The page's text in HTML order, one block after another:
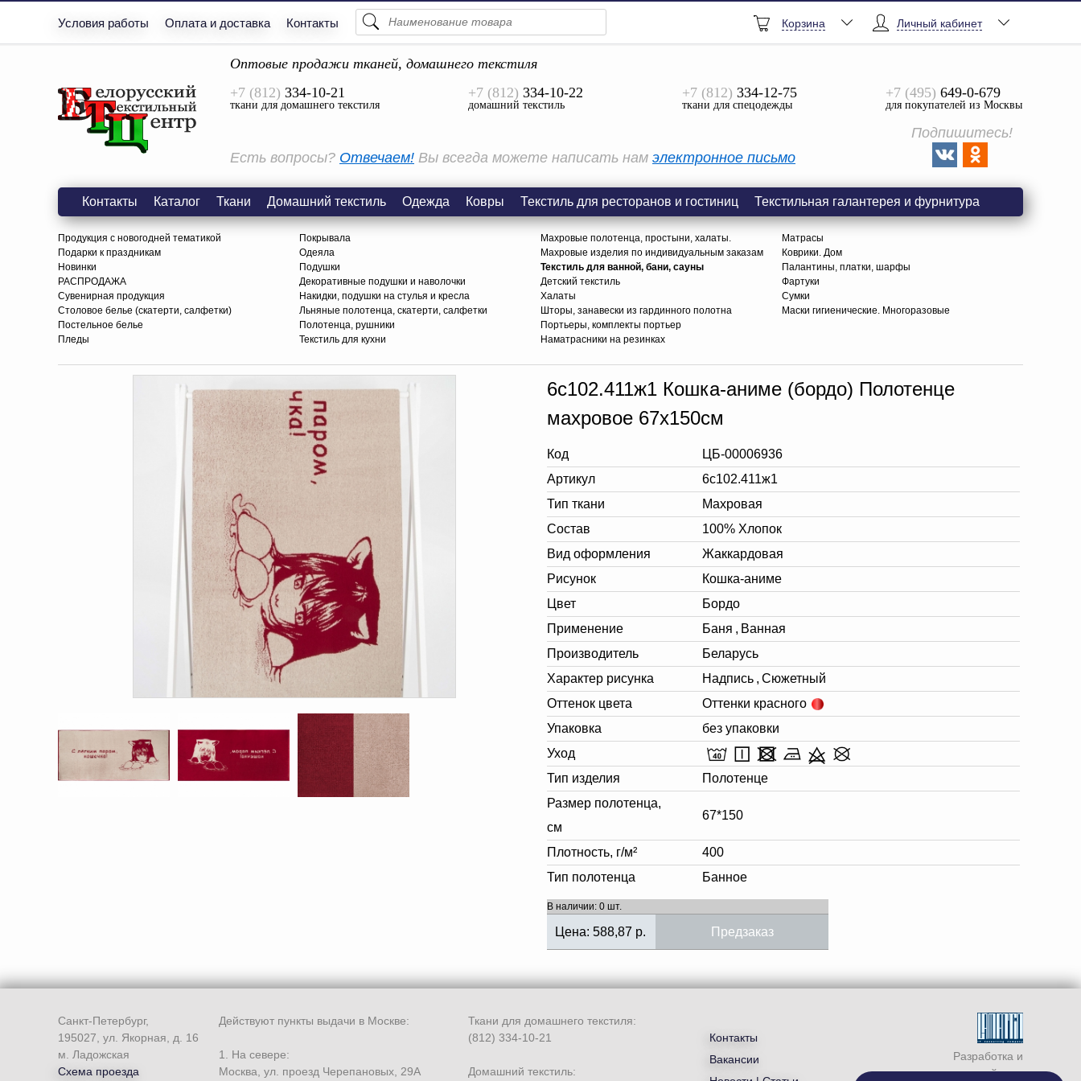
Условия работы Оплата и доставка Контакты
Просмотреть Все
Личный кабинет
Корзина
Оптовые продажи тканей, домашнего текстиля
+7 (812) 334-10-21
ткани для домашнего текстиля
+7 (812) 334-10-22
домашний текстиль
+7 (812) 334-12-75
ткани для спецодежды
+7 (495) 649-0-679
для покупателей из Москвы
Есть вопросы? Отвечаем! Вы всегда можете написать нам электронное письмо
Подпишитесь!
Контакты Каталог Ткани Домашний текстиль Одежда Ковры Текстиль для ресторанов и гостиниц Текстильная галантерея и фурнитура
Продукция с новогодней тематикой
Подарки к праздникам
Новинки
РАСПРОДАЖА
Сувенирная продукция
Столовое белье (скатерти, салфетки)
Постельное белье
Пледы
Покрывала
Одеяла
Подушки
Декоративные подушки и наволочки
Накидки, подушки на стулья и кресла
Льняные полотенца, скатерти, салфетки
Полотенца, рушники
Текстиль для кухни
Махровые полотенца, простыни, халаты.
Махровые изделия по индивидуальным заказам
Текстиль для ванной, бани, сауны
Детский текстиль
Халаты
Шторы, занавески из гардинного полотна
Портьеры, комплекты портьер
Наматрасники на резинках
Матрасы
Коврики. Дом
Палантины, платки, шарфы
Фартуки
Сумки
Маски гигиенические. Многоразовые
6с102.411ж1 Кошка-аниме (бордо) Полотенце
махровое 67х150см
Код
ЦБ-00006936
Артикул
6с102.411ж1
Тип ткани
Махровая
Состав
100% Хлопок
Вид оформления
Жаккардовая
Рисунок
Кошка-аниме
Цвет
Бордо
Применение
Баня , Ванная
Производитель
Беларусь
Характер рисунка
Надпись , Сюжетный
Оттенок цвета
Оттенки красного
Упаковка
без упаковки
Уход
Тип изделия
Полотенце
Размер полотенца,
см
67*150
Плотность, г/м²
400
Тип полотенца
Банное
В наличии: 0 шт.
Цена: 588,87 р. Предзаказ
Разработка и
продвижение сайта —
Санкт-Петербург,
195027, ул. Якорная, д. 16
м. Ладожская
Схема проезда
Действуют пункты выдачи в Москве:
1. На севере:
Москва, ул. проезд Черепановых, 29А
Ткани для домашнего текстиля:
(812) 334-10-21
Домашний текстиль:
Контакты
Вакансии